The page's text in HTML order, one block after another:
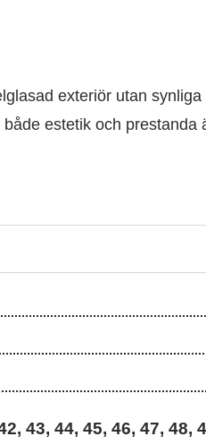
exteriör utan
estetik och prestanda
43, 44, 45, 46, 47,